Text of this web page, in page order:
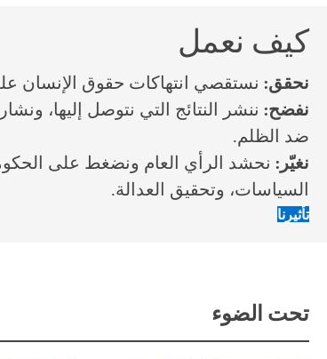
كيف نعمل
نحقق: نستقصي انتهاكات حقوق الإنسان
نفضح: ننشر النتائج التي نتوصل إليها،
ضد الظلم.
نغيّر: نحشد الرأي العام ونضغط على
السياسات، وتحقيق العدالة.
تأثيرنا
تحت الضوء